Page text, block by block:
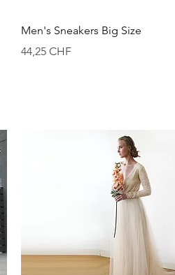
Vista rápida
Men's Sneakers Big Size
Precio
44,25 CHF